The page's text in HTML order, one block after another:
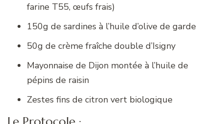
farine T55, œufs frais)
150g de sardines à l’huile d’olive de garde
50g de crème fraîche double d’Isigny
Mayonnaise de Dijon montée à l’huile de
pépins de raisin
Zestes fins de citron vert biologique